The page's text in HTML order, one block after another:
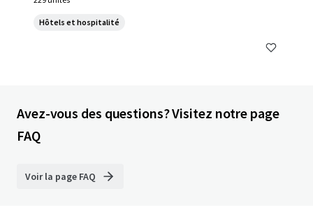
Hôtels et hospitalité
Avez-vous des questions? Visitez notre page
FAQ
Voir la page FAQ